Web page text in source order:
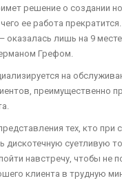
решение о создании
ее работа
лишь на 9 месте
Грефом.
на
преимущественно
тех, кто при
дискотечную суетливую
навстречу, чтобы не
клиента в трудную